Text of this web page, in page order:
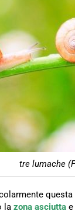
tre lumache
la zona asciutta e